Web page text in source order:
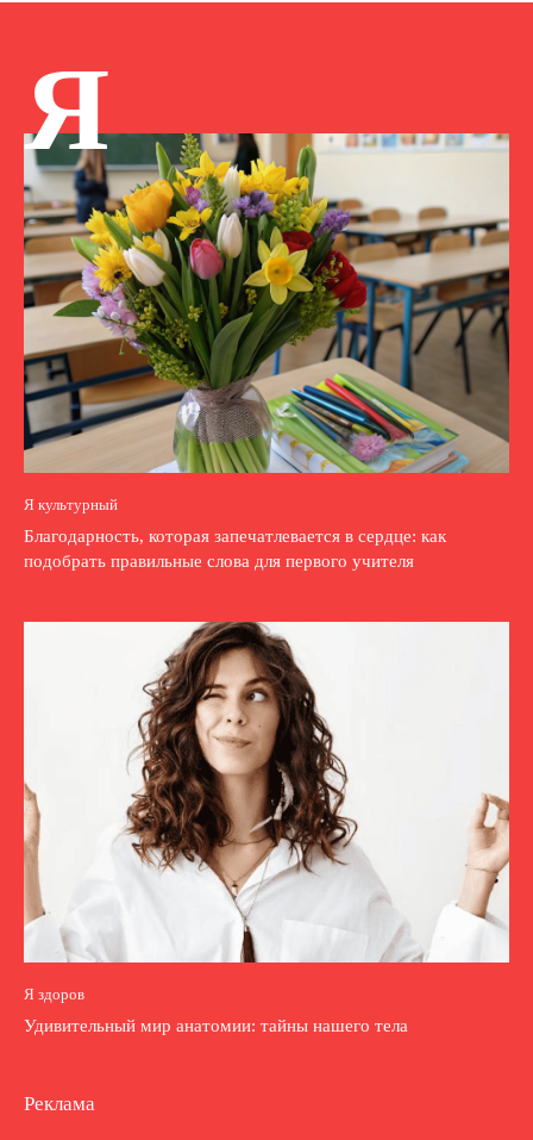
Я
Я культурный
Благодарность, которая запечатлевается в сердце: как
подобрать правильные слова для первого учителя
Я здоров
Удивительный мир анатомии: тайны нашего тела
Реклама